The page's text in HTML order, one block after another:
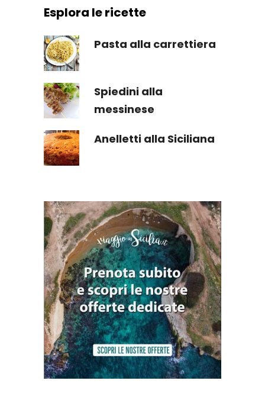
Esplora le ricette
Pasta alla carrettiera
Spiedini alla
messinese
Anelletti alla Siciliana